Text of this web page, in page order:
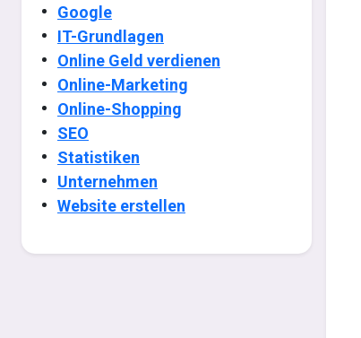
Google
IT-Grundlagen
Online Geld verdienen
Online-Marketing
Online-Shopping
SEO
Statistiken
Unternehmen
Website erstellen